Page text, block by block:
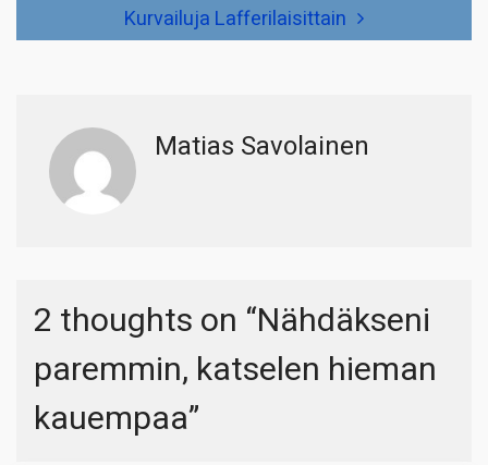
Kurvailuja Lafferilaisittain
Matias Savolainen
2 thoughts on “Nähdäkseni
paremmin, katselen hieman
kauempaa”